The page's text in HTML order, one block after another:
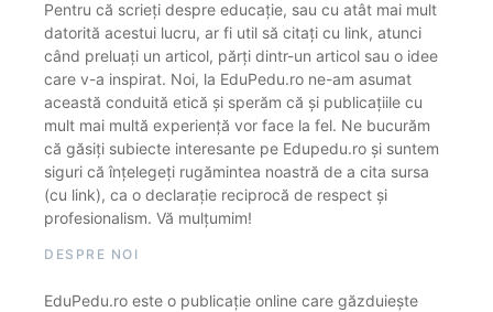
Pentru că scrieți despre educație, sau cu atât mai mult
datorită acestui lucru, ar fi util să citați cu link, atunci
când preluați un articol, părți dintr-un articol sau o idee
care v-a inspirat. Noi, la EduPedu.ro ne-am asumat
această conduită etică și sperăm că și publicațiile cu
mult mai multă experiență vor face la fel. Ne bucurăm
că găsiți subiecte interesante pe Edupedu.ro și suntem
siguri că înțelegeți rugămintea noastră de a cita sursa
(cu link), ca o declarație reciprocă de respect și
profesionalism. Vă mulțumim!
DESPRE NOI
EduPedu.ro este o publicație online care găzduiește